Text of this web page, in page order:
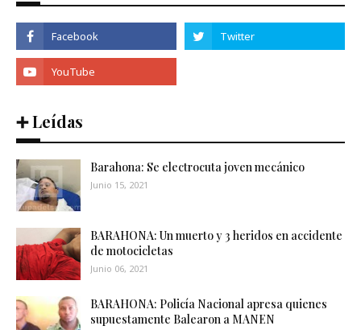
➕ Leídas
Barahona: Se electrocuta joven mecánico
Junio 15, 2021
BARAHONA: Un muerto y 3 heridos en accidente
de motocicletas
Junio 06, 2021
BARAHONA: Policía Nacional apresa quienes
supuestamente Balearon a MANEN